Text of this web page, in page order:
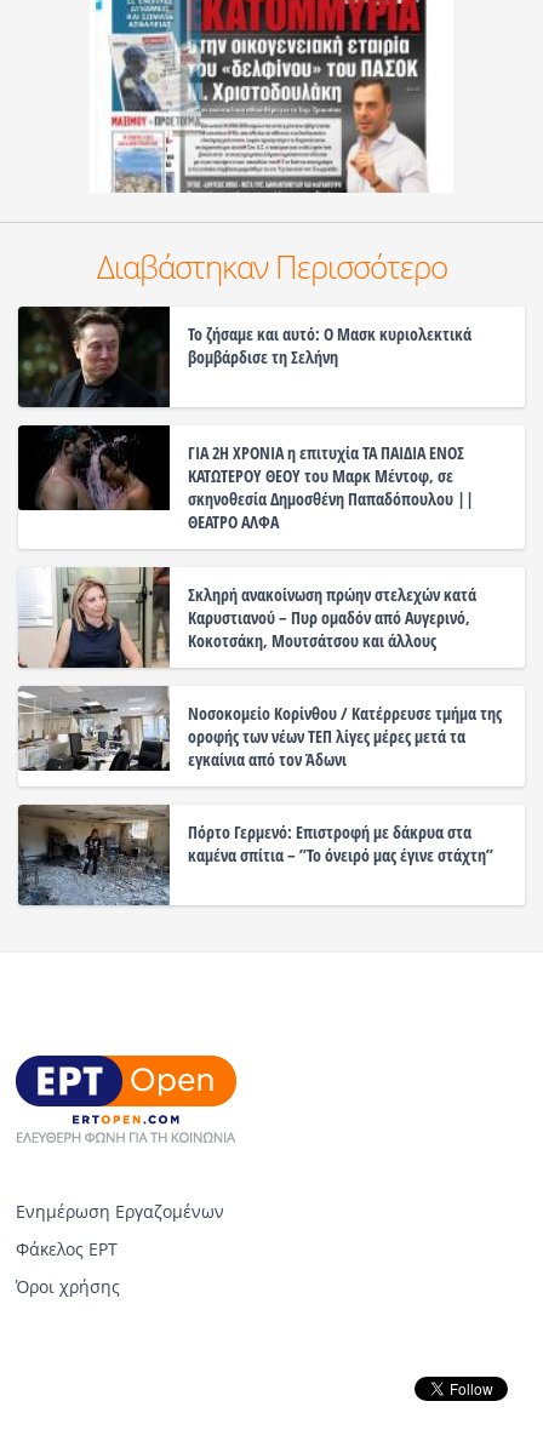
Διαβάστηκαν Περισσότερο
Το ζήσαμε και αυτό: Ο Μασκ κυριολεκτικά
βομβάρδισε τη Σελήνη
ΓΙΑ 2Η ΧΡΟΝΙΑ η επιτυχία ΤΑ ΠΑΙΔΙΑ ΕΝΟΣ
ΚΑΤΩΤΕΡΟΥ ΘΕΟΥ του Μαρκ Μέντοφ, σε
σκηνοθεσία Δημοσθένη Παπαδόπουλου ||
ΘΕΑΤΡΟ ΑΛΦΑ
Σκληρή ανακοίνωση πρώην στελεχών κατά
Καρυστιανού – Πυρ ομαδόν από Αυγερινό,
Κοκοτσάκη, Μουτσάτσου και άλλους
Νοσοκομείο Κορίνθου / Κατέρρευσε τμήμα της
οροφής των νέων ΤΕΠ λίγες μέρες μετά τα
εγκαίνια από τον Άδωνι
Πόρτο Γερμενό: Επιστροφή με δάκρυα στα
καμένα σπίτια – ”Το όνειρό μας έγινε στάχτη”
Ενημέρωση Εργαζομένων
Φάκελος ΕΡΤ
Όροι χρήσης